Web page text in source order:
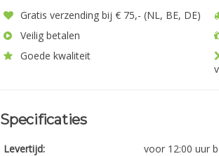
Gratis verzending bij € 75,- (NL, BE, DE)
Veilig betalen
Goede kwaliteit
Specificaties
Levertijd: voor 12:00 uur